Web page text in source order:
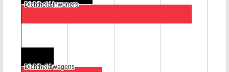
Dichtheid inwoners
Dichtheid inwoners
Dichtheid wagens
Dichtheid wagens